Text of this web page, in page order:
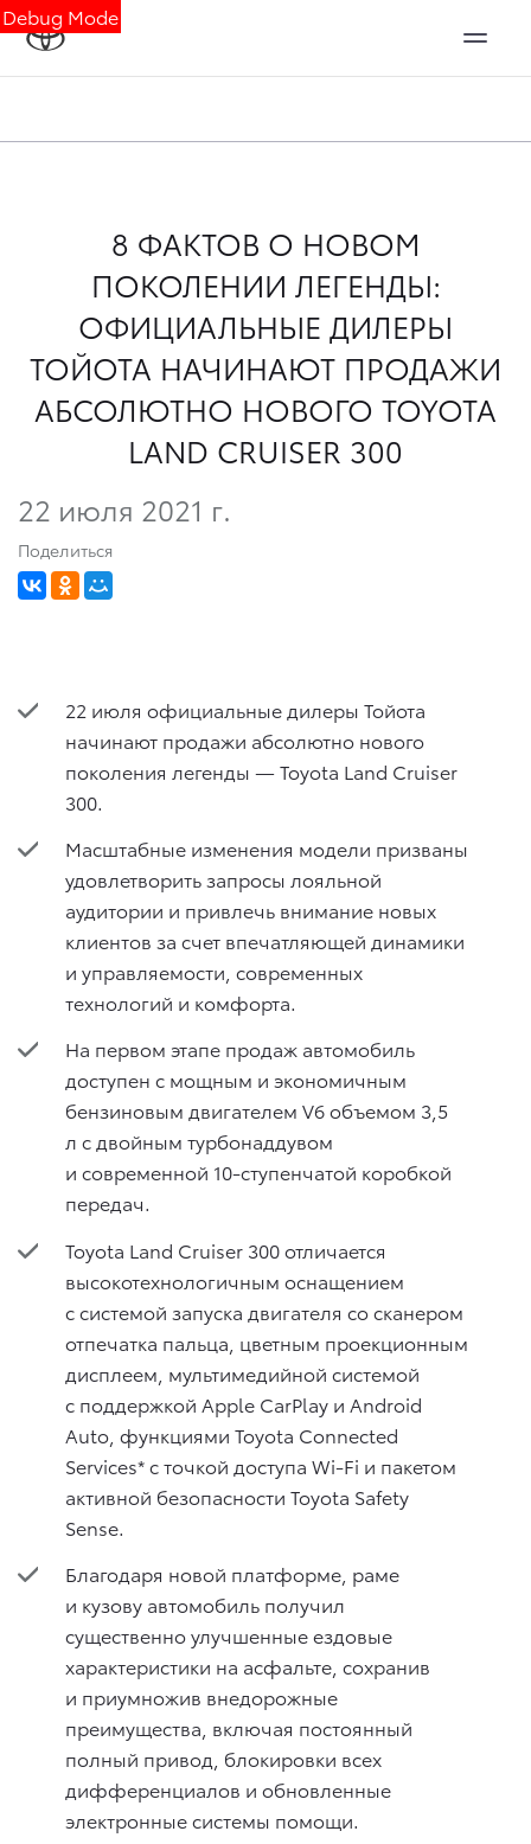
Debug Mode
8 ФАКТОВ О НОВОМ
ПОКОЛЕНИИ ЛЕГЕНДЫ:
ОФИЦИАЛЬНЫЕ ДИЛЕРЫ
ТОЙОТА НАЧИНАЮТ ПРОДАЖИ
АБСОЛЮТНО НОВОГО TOYOTA
LAND CRUISER 300
22 июля 2021 г.
Поделиться
22 июля официальные дилеры Тойота
начинают продажи абсолютно нового
поколения легенды — Toyota Land Cruiser
300.
Масштабные изменения модели призваны
удовлетворить запросы лояльной
аудитории и привлечь внимание новых
клиентов за счет впечатляющей динамики
и управляемости, современных
технологий и комфорта.
На первом этапе продаж автомобиль
доступен с мощным и экономичным
бензиновым двигателем V6 объемом 3,5
л с двойным турбонаддувом
и современной 10-ступенчатой коробкой
передач.
Toyota Land Cruiser 300 отличается
высокотехнологичным оснащением
c системой запуска двигателя со сканером
отпечатка пальца, цветным проекционным
дисплеем, мультимедийной системой
с поддержкой Apple CarPlay и Android
Auto, функциями Toyota Connected
Services* с точкой доступа Wi-Fi и пакетом
активной безопасности Toyota Safety
Sense.
Благодаря новой платформе, раме
и кузову автомобиль получил
существенно улучшенные ездовые
характеристики на асфальте, сохранив
и приумножив внедорожные
преимущества, включая постоянный
полный привод, блокировки всех
дифференциалов и обновленные
электронные системы помощи.